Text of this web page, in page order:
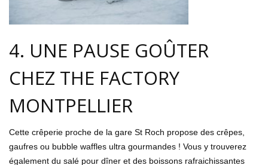
4. UNE PAUSE GOÛTER
CHEZ THE FACTORY
MONTPELLIER
Cette crêperie proche de la gare St Roch propose des crêpes,
gaufres ou bubble waffles ultra gourmandes ! Vous y trouverez
également du salé pour dîner et des boissons rafraichissantes